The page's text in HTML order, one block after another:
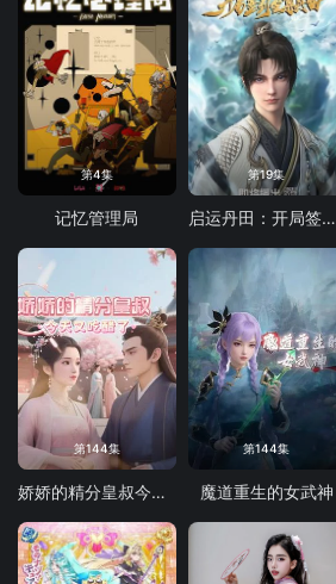
第4集
记忆管理局
第19集
启运丹田：开局签到至尊丹田
第144集
娇娇的精分皇叔今天又吃醋了
第144集
魔道重生的女武神